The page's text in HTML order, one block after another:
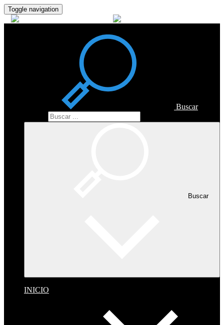
Toggle navigation
Buscar
Buscar
INICIO